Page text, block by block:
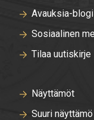
Avauksia-blogi
Sosiaalinen
Tilaa uutiskirje
Näyttämöt
Suuri näyttämö